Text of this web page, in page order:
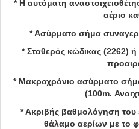
* Η αυτόματη
αέριο
* Ασύρματο σήμα
* Σταθερός κώδικας (2262)
* Μακροχρόνιο ασύρματο
(100m.
* Ακριβής βαθμολόγηση
θάλαμο αερίων με το